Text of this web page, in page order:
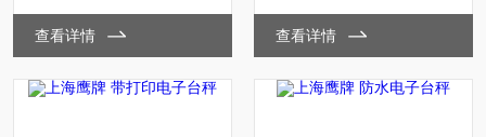
查看详情 查看详情